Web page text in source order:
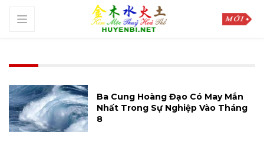
Ba Cung Hoàng Đạo Có May Mắn
Nhất Trong Sự Nghiệp Vào Tháng
8